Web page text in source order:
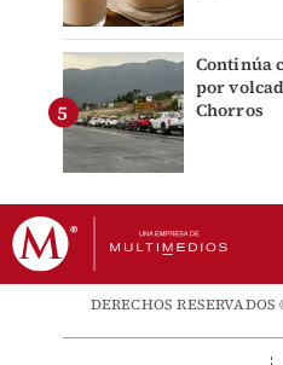
Continúa
por
Chorros
DERECHOS